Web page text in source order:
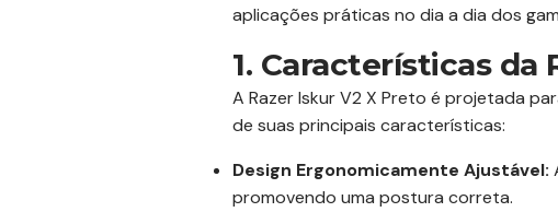
aplicações práticas no dia a dia dos
1. Características da
A Razer Iskur V2 X Preto é projetada
de suas principais características:
Design Ergonomicamente Ajustável:
promovendo uma postura correta.